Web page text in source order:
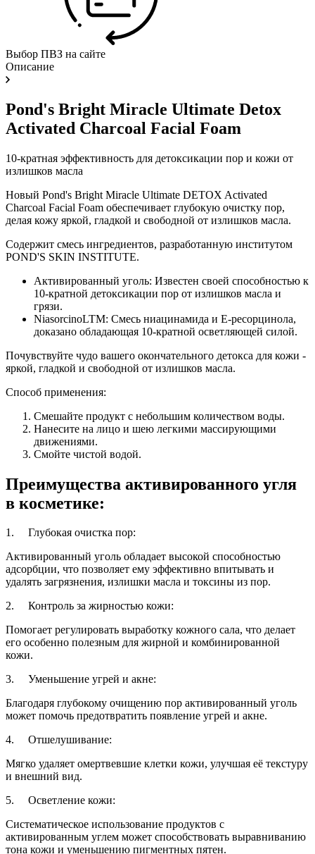
Выбор ПВЗ на сайте
Описание
Pond's Bright Miracle Ultimate Detox
Activated Charcoal Facial Foam
10-кратная эффективность для детоксикации пор и кожи от
излишков масла
Новый Pond's Bright Miracle Ultimate DETOX Activated
Charcoal Facial Foam обеспечивает глубокую очистку пор,
делая кожу яркой, гладкой и свободной от излишков масла.
Содержит смесь ингредиентов, разработанную институтом
POND'S SKIN INSTITUTE.
Активированный уголь: Известен своей способностью к
10-кратной детоксикации пор от излишков масла и
грязи.
NiasorcinoLTM: Смесь ниацинамида и E-ресорцинола,
доказано обладающая 10-кратной осветляющей силой.
Почувствуйте чудо вашего окончательного детокса для кожи -
яркой, гладкой и свободной от излишков масла.
Способ применения:
Смешайте продукт с небольшим количеством воды.
Нанесите на лицо и шею легкими массирующими
движениями.
Смойте чистой водой.
Преимущества активированного угля
в косметике:
1. Глубокая очистка пор:
Активированный уголь обладает высокой способностью
адсорбции, что позволяет ему эффективно впитывать и
удалять загрязнения, излишки масла и токсины из пор.
2. Контроль за жирностью кожи:
Помогает регулировать выработку кожного сала, что делает
его особенно полезным для жирной и комбинированной
кожи.
3. Уменьшение угрей и акне:
Благодаря глубокому очищению пор активированный уголь
может помочь предотвратить появление угрей и акне.
4. Отшелушивание:
Мягко удаляет омертвевшие клетки кожи, улучшая её текстуру
и внешний вид.
5. Осветление кожи:
Систематическое использование продуктов с
активированным углем может способствовать выравниванию
тона кожи и уменьшению пигментных пятен.